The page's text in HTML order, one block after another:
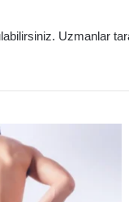
Uzmanlar